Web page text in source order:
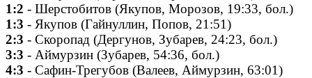
1:2 - Шерстобитов (Якупов, Морозов, 19:33, бол.)
1:3 - Якупов (Гайнуллин, Попов, 21:51)
2:3 - Скоропад (Дергунов, Зубарев, 24:23, бол.)
3:3 - Аймурзин (Зубарев, 54:36, бол.)
4:3 - Сафин-Трегубов (Валеев, Аймурзин, 63:01)